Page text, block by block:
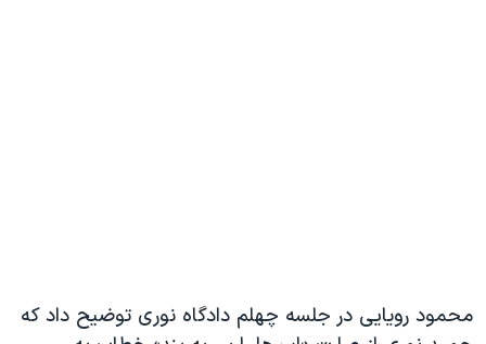
محمود رویایی در جلسه چهلم دادگاه نوری توضیح داد که